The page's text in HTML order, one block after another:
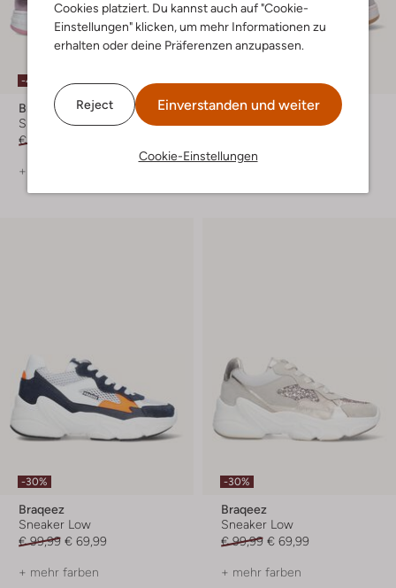
Cookies platziert. Du kannst auch auf "Cookie-
Einstellungen" klicken, um mehr Informationen zu
erhalten oder deine Präferenzen anzupassen.
Reject Einverstanden und weiter
Cookie-Einstellungen
-40%
Braqeez
Sneaker Low
€ 89,99
+ mehr farben
-30%
Braqeez
Sneaker Low
-30%
Braqeez
Sneaker Low
€ 99,99 € 69,99
+ mehr farben
-30%
Braqeez
Sneaker Low
€ 99,99 € 69,99
+ mehr farben